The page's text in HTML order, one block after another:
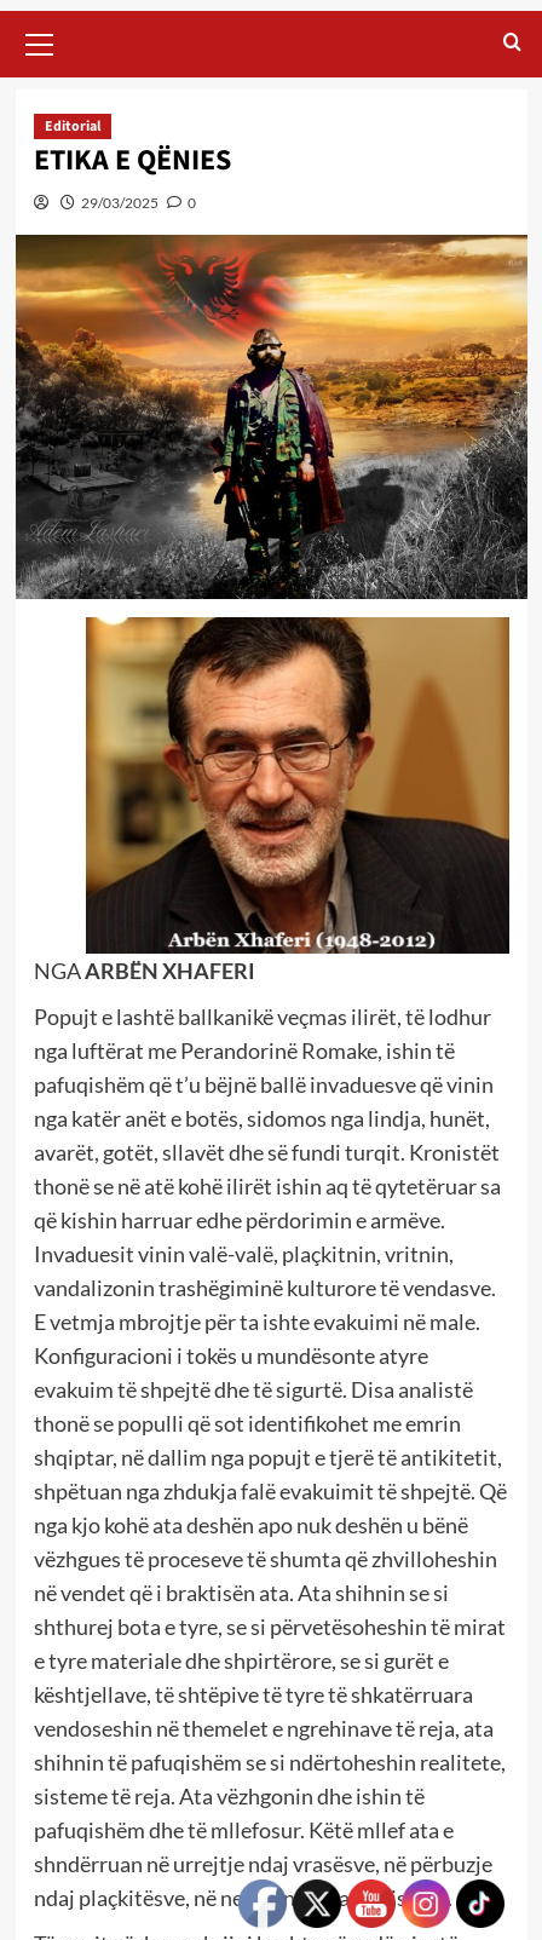
Menu
Editorial
ETIKA E QËNIES
29/03/2025 0
NGAARBËN XHAFERI
Popujt e lashtë ballkanikë veçmas ilirët, të lodhur
nga luftërat me Perandorinë Romake, ishin të
pafuqishëm që t’u bëjnë ballë invaduesve që vinin
nga katër anët e botës, sidomos nga lindja, hunët,
avarët, gotët, sllavët dhe së fundi turqit. Kronistët
thonë se në atë kohë ilirët ishin aq të qytetëruar sa
që kishin harruar edhe përdorimin e armëve.
Invaduesit vinin valë-valë, plaçkitnin, vritnin,
vandalizonin trashëgiminë kulturore të vendasve.
E vetmja mbrojtje për ta ishte evakuimi në male.
Konfiguracioni i tokës u mundësonte atyre
evakuim të shpejtë dhe të sigurtë. Disa analistë
thonë se populli që sot identifikohet me emrin
shqiptar, në dallim nga popujt e tjerë të antikitetit,
shpëtuan nga zhdukja falë evakuimit të shpejtë. Që
nga kjo kohë ata deshën apo nuk deshën u bënë
vëzhgues të proceseve të shumta që zhvilloheshin
në vendet që i braktisën ata. Ata shihnin se si
shthurej bota e tyre, se si përvetësoheshin të mirat
e tyre materiale dhe shpirtërore, se si gurët e
kështjellave, të shtëpive të tyre të shkatërruara
vendoseshin në themelet e ngrehinave të reja, ata
shihnin të pafuqishëm se si ndërtoheshin realitete,
sisteme të reja. Ata vëzhgonin dhe ishin të
pafuqishëm dhe të mllefosur. Këtë mllef ata e
shndërruan në urrejtje ndaj vrasësve, në përbuzje
ndaj plaçkitësve, në neveri ndaj vandalistëve.